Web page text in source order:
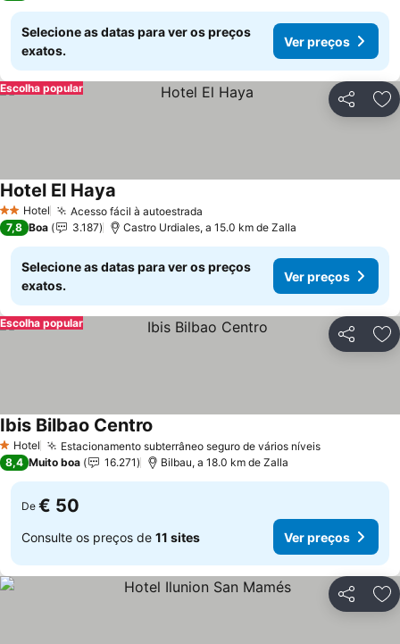
Selecione as datas para ver os preços
exatos.
Ver preços
Partilhar
Escolha popular
2 Estrelas
Hotel Acesso fácil à autoestrada
Hotel El Haya
7,8 Boa 3.187 Castro Urdiales, a 15.0 km de Zalla
Selecione as datas para ver os preços
exatos.
Ver preços
Partilhar
Escolha popular
1 Estrelas
Hotel Estacionamento subterrâneo seguro de vários níveisVer preços
Ibis Bilbao Centro
8,4 Muito boa 16.271 Bilbau, a 18.0 km de Zalla
De € 50
Consulte os preços de 11 sites Ver preços
Partilhar